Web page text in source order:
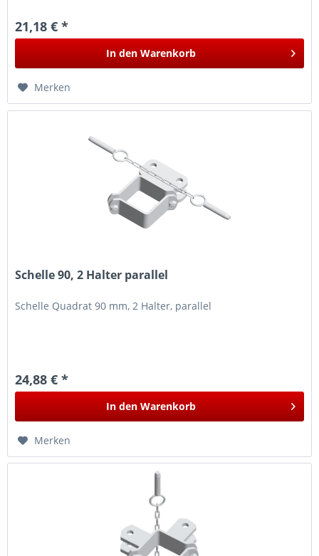
21,18 € *
In den Warenkorb
Merken
Schelle 90, 2 Halter parallel
Schelle Quadrat 90 mm, 2 Halter, parallel
24,88 € *
In den Warenkorb
Merken